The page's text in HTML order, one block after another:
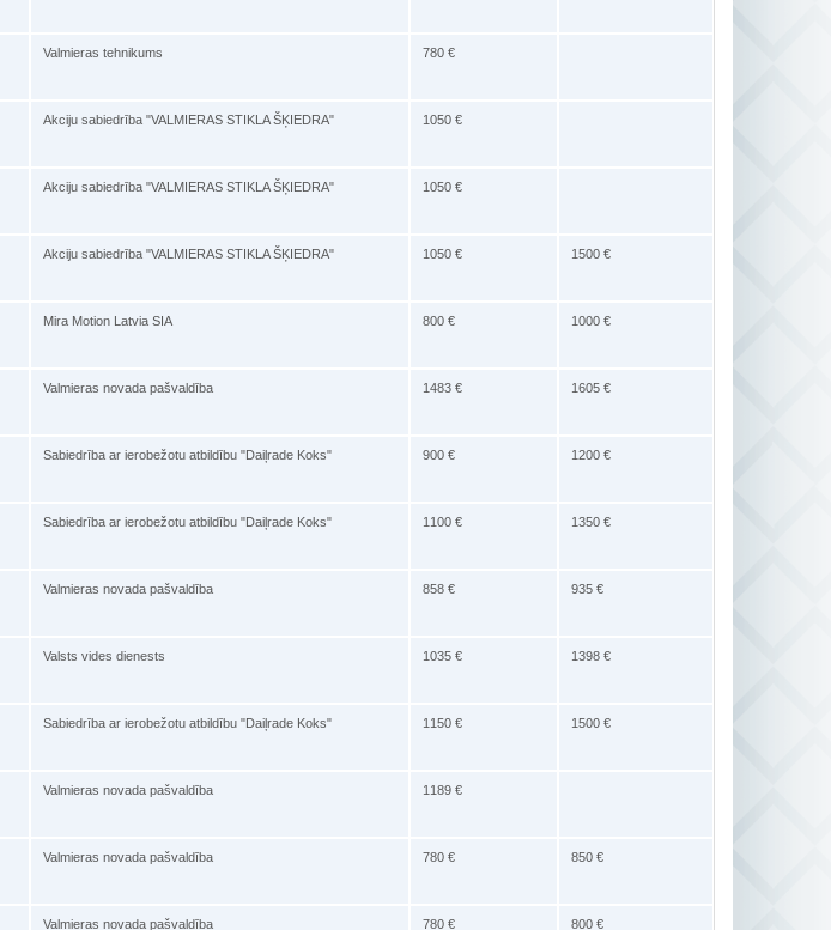
Valmieras tehnikums 780 €
Akciju sabiedrība "VALMIERAS STIKLA ŠĶIEDRA" 1050 €
Akciju sabiedrība "VALMIERAS STIKLA ŠĶIEDRA" 1050 €
Akciju sabiedrība "VALMIERAS STIKLA ŠĶIEDRA" 1050 € 1500 €
Mira Motion Latvia SIA 800 € 1000 €
Valmieras novada pašvaldība 1483 € 1605 €
Sabiedrība ar ierobežotu atbildību "Daiļrade Koks" 900 € 1200 €
Sabiedrība ar ierobežotu atbildību "Daiļrade Koks" 1100 € 1350 €
Valmieras novada pašvaldība 858 € 935 €
Valsts vides dienests 1035 € 1398 €
Sabiedrība ar ierobežotu atbildību "Daiļrade Koks" 1150 € 1500 €
Valmieras novada pašvaldība 1189 €
Valmieras novada pašvaldība 780 € 850 €
Valmieras novada pašvaldība 780 € 800 €